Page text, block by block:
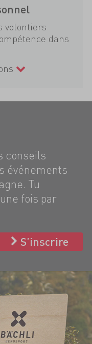
volontiers
dans
conseils
événements
Tu
fois par
S’inscrire